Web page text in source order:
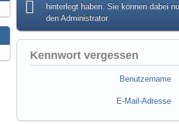
hinterlegt haben. Sie können dabei
den Administrator.
Kennwort vergessen
Benutzername
E-Mail-Adresse